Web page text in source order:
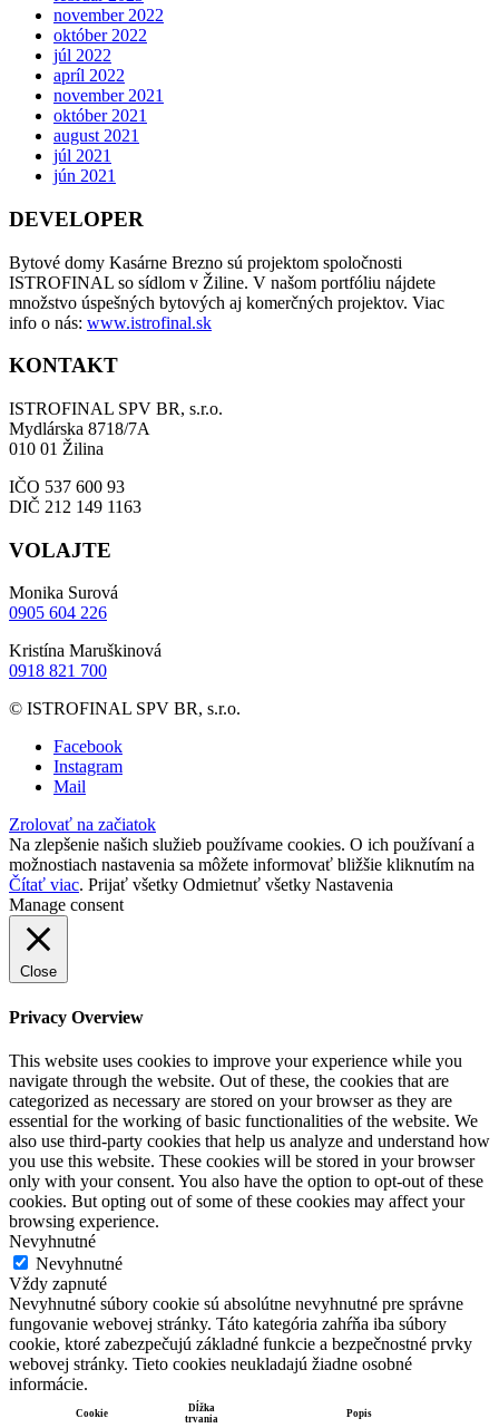
november 2022
október 2022
júl 2022
apríl 2022
november 2021
október 2021
august 2021
júl 2021
jún 2021
DEVELOPER
Bytové domy Kasárne Brezno sú projektom spoločnosti
ISTROFINAL so sídlom v Žiline. V našom portfóliu nájdete
množstvo úspešných bytových aj komerčných projektov. Viac
info o nás: www.istrofinal.sk
KONTAKT
ISTROFINAL SPV BR, s.r.o.
Mydlárska 8718/7A
010 01 Žilina
IČO 537 600 93
DIČ 212 149 1163
VOLAJTE
Monika Surová
0905 604 226
Kristína Maruškinová
0918 821 700
© ISTROFINAL SPV BR, s.r.o.
Facebook
Instagram
Mail
Zrolovať na začiatok
Na zlepšenie našich služieb používame cookies. O ich používaní a
možnostiach nastavenia sa môžete informovať bližšie kliknutím na
Čítať viac. Prijať všetky Odmietnuť všetky Nastavenia
Manage consent
Close
Privacy Overview
This website uses cookies to improve your experience while you
navigate through the website. Out of these, the cookies that are
categorized as necessary are stored on your browser as they are
essential for the working of basic functionalities of the website. We
also use third-party cookies that help us analyze and understand how
you use this website. These cookies will be stored in your browser
only with your consent. You also have the option to opt-out of these
cookies. But opting out of some of these cookies may affect your
browsing experience.
Nevyhnutné
Nevyhnutné
Vždy zapnuté
Nevyhnutné súbory cookie sú absolútne nevyhnutné pre správne
fungovanie webovej stránky. Táto kategória zahŕňa iba súbory
cookie, ktoré zabezpečujú základné funkcie a bezpečnostné prvky
webovej stránky. Tieto cookies neukladajú žiadne osobné
informácie.
Cookie
Dĺžka
trvania
Popis